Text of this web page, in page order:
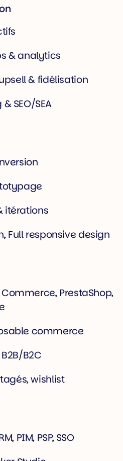
& analytics
& fidélisation
SEO/SEA
itérations
Full responsive design
PrestaShop,
commerce
B2C
wishlist
PIM, PSP, SSO